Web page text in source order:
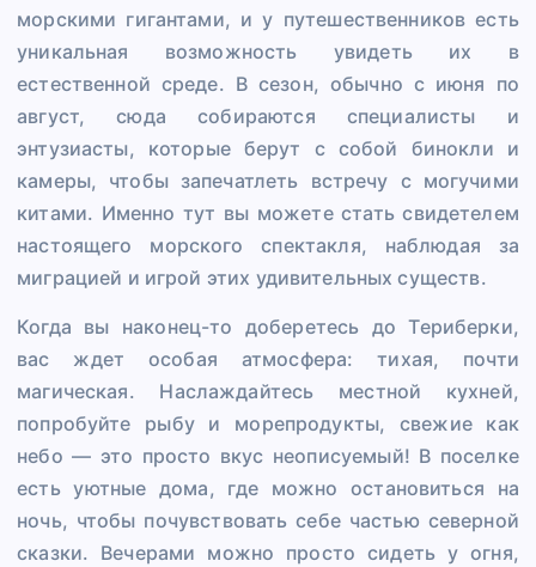
морскими гигантами, и у путешественников есть
уникальная возможность увидеть их в
естественной среде. В сезон, обычно с июня по
август, сюда собираются специалисты и
энтузиасты, которые берут с собой бинокли и
камеры, чтобы запечатлеть встречу с могучими
китами. Именно тут вы можете стать свидетелем
настоящего морского спектакля, наблюдая за
миграцией и игрой этих удивительных существ.
Когда вы наконец-то доберетесь до Териберки,
вас ждет особая атмосфера: тихая, почти
магическая. Наслаждайтесь местной кухней,
попробуйте рыбу и морепродукты, свежие как
небо — это просто вкус неописуемый! В поселке
есть уютные дома, где можно остановиться на
ночь, чтобы почувствовать себе частью северной
сказки. Вечерами можно просто сидеть у огня,